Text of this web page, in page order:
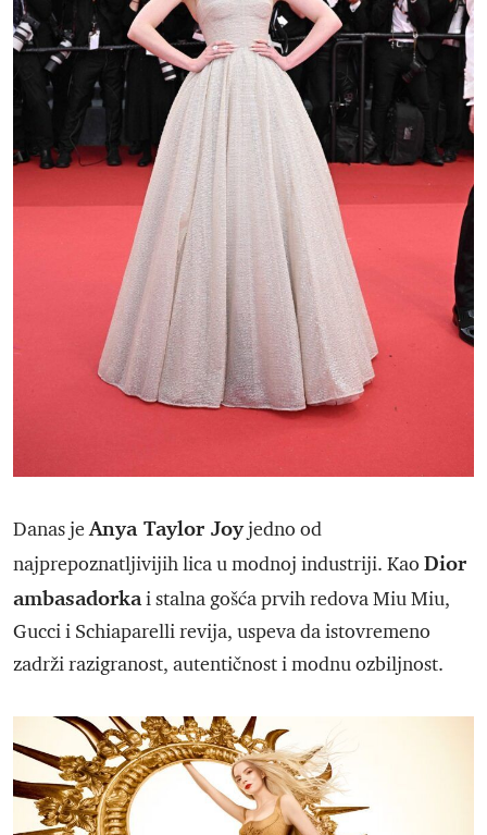
Danas jeAnya Taylor Joyjedno od
najprepoznatljivijih lica u modnoj industriji. Kao Dior
ambasadorkai stalna gošća prvih redova Miu Miu,
Gucci i Schiaparelli revija, uspeva da istovremeno
zadrži razigranost, autentičnost i modnu ozbiljnost.